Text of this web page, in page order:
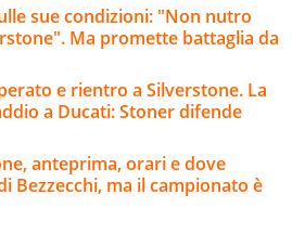
sue condizioni: "Non nutro
Ma promette battaglia da
e rientro a Silverstone. La
a Ducati: Stoner difende
anteprima, orari e dove
Bezzecchi, ma il campionato è